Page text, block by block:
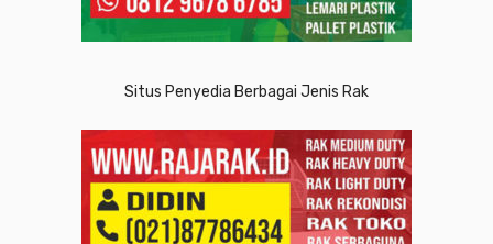
Situs Penyedia Berbagai Jenis Rak